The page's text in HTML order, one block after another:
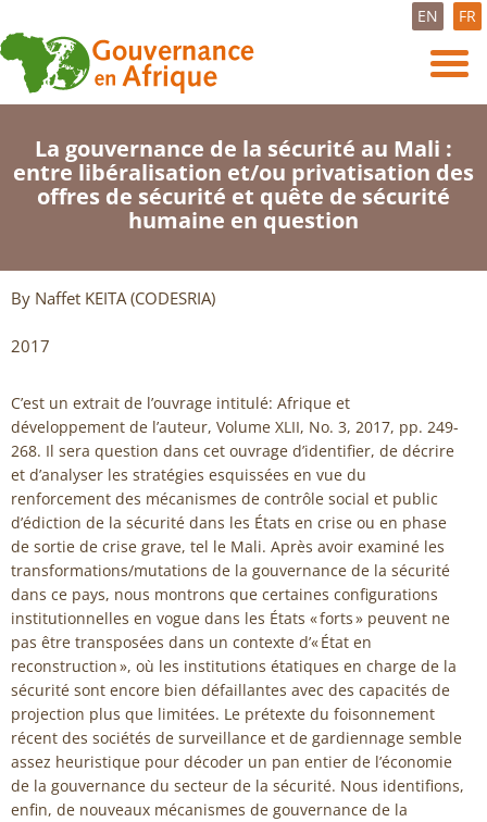
EN FR
La gouvernance de la sécurité au Mali :
entre libéralisation et/ou privatisation des
offres de sécurité et quête de sécurité
humaine en question
By Naffet KEITA (CODESRIA)
2017
C’est un extrait de l’ouvrage intitulé: Afrique et
développement de l’auteur, Volume XLII, No. 3, 2017, pp. 249-
268. Il sera question dans cet ouvrage d’identifier, de décrire
et d’analyser les stratégies esquissées en vue du
renforcement des mécanismes de contrôle social et public
d’édiction de la sécurité dans les États en crise ou en phase
de sortie de crise grave, tel le Mali. Après avoir examiné les
transformations/mutations de la gouvernance de la sécurité
dans ce pays, nous montrons que certaines configurations
institutionnelles en vogue dans les États « forts » peuvent ne
pas être transposées dans un contexte d’« État en
reconstruction », où les institutions étatiques en charge de la
sécurité sont encore bien défaillantes avec des capacités de
projection plus que limitées. Le prétexte du foisonnement
récent des sociétés de surveillance et de gardiennage semble
assez heuristique pour décoder un pan entier de l’économie
de la gouvernance du secteur de la sécurité. Nous identifions,
enfin, de nouveaux mécanismes de gouvernance de la